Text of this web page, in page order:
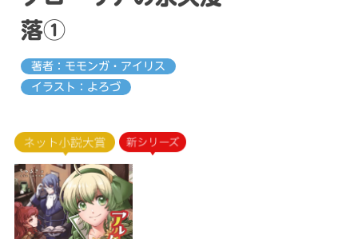
落①
著者：モモンガ・アイリス
イラスト：よろづ